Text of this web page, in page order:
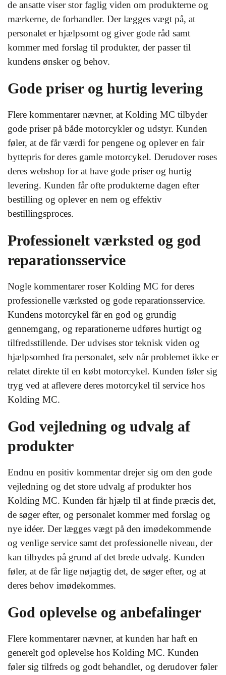
de ansatte viser stor faglig viden om produkterne og
mærkerne, de forhandler. Der lægges vægt på, at
personalet er hjælpsomt og giver gode råd samt
kommer med forslag til produkter, der passer til
kundens ønsker og behov.
Gode priser og hurtig levering
Flere kommentarer nævner, at Kolding MC tilbyder
gode priser på både motorcykler og udstyr. Kunden
føler, at de får værdi for pengene og oplever en fair
byttepris for deres gamle motorcykel. Derudover roses
deres webshop for at have gode priser og hurtig
levering. Kunden får ofte produkterne dagen efter
bestilling og oplever en nem og effektiv
bestillingsproces.
Professionelt værksted og god
reparationsservice
Nogle kommentarer roser Kolding MC for deres
professionelle værksted og gode reparationsservice.
Kundens motorcykel får en god og grundig
gennemgang, og reparationerne udføres hurtigt og
tilfredsstillende. Der udvises stor teknisk viden og
hjælpsomhed fra personalet, selv når problemet ikke er
relatet direkte til en købt motorcykel. Kunden føler sig
tryg ved at aflevere deres motorcykel til service hos
Kolding MC.
God vejledning og udvalg af
produkter
Endnu en positiv kommentar drejer sig om den gode
vejledning og det store udvalg af produkter hos
Kolding MC. Kunden får hjælp til at finde præcis det,
de søger efter, og personalet kommer med forslag og
nye idéer. Der lægges vægt på den imødekommende
og venlige service samt det professionelle niveau, der
kan tilbydes på grund af det brede udvalg. Kunden
føler, at de får lige nøjagtig det, de søger efter, og at
deres behov imødekommes.
God oplevelse og anbefalinger
Flere kommentarer nævner, at kunden har haft en
generelt god oplevelse hos Kolding MC. Kunden
føler sig tilfreds og godt behandlet, og derudover føler